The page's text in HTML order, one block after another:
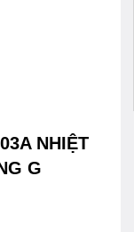
NHIỆT
G